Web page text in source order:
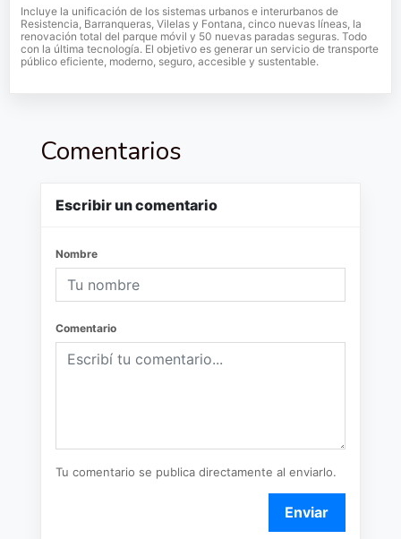
Incluye la unificación de los sistemas urbanos e interurbanos de
Resistencia, Barranqueras, Vilelas y Fontana, cinco nuevas líneas, la
renovación total del parque móvil y 50 nuevas paradas seguras. Todo
con la última tecnología. El objetivo es generar un servicio de transporte
público eficiente, moderno, seguro, accesible y sustentable.
Comentarios
Escribir un comentario
Nombre
Comentario
Tu comentario se publica directamente al enviarlo.
Enviar